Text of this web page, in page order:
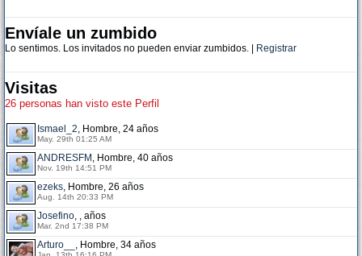
Envíale un zumbido
Lo sentimos. Los invitados no pueden enviar zumbidos. | Registrar
Visitas
26 personas han visto este Perfil
Ismael_2, Hombre, 24 años
May. 29th 01:25 AM
ANDRESFM , Hombre, 40 años
Nov. 19th 14:51 PM
ezeks, Hombre, 26 años
Aug. 14th 20:33 PM
Josefino, , años
Mar. 2nd 17:38 PM
Arturo__ , Hombre, 34 años